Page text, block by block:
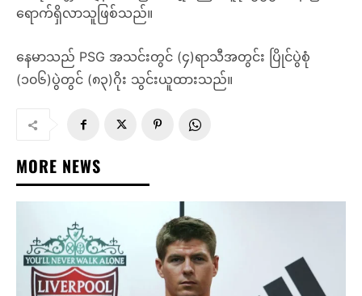
ရောက်ရှိလာသူဖြစ်သည်။
နေမာသည် PSG အသင်းတွင် (၄)ရာသီအတွင်း ပြိုင်ပွဲစုံ
(၁၀၆)ပွဲတွင် (၈၃)ဂိုး သွင်းယူထားသည်။
MORE NEWS